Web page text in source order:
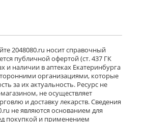
2048080.ru носит справочный
публичной офертой (ст. 437 ГК
и наличии в аптеках Екатеринбурга
организациями, которые
за их актуальность. Ресурс не
не осуществляет
и доставку лекарств. Сведения
не являются основанием для
покупкой и применением